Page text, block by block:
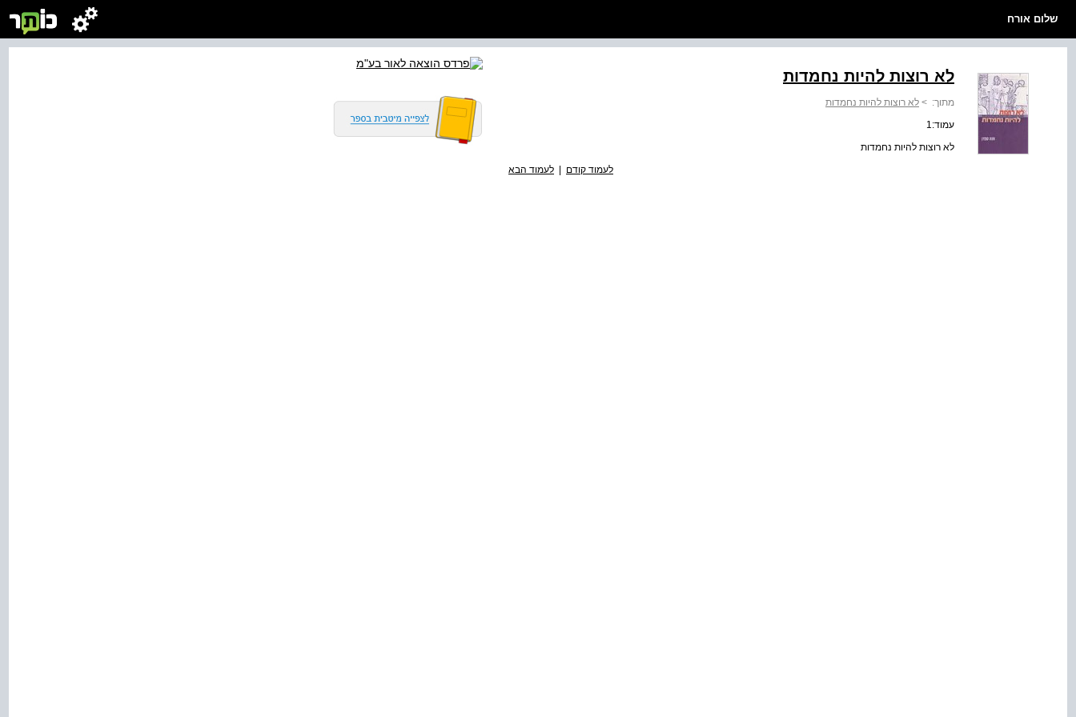
שלום אורח
לא רוצות להיות נחמדות
מתוך: > לא רוצות להיות נחמדות
עמוד:1
לא רוצות להיות נחמדות
לעמוד קודם | לעמוד הבא